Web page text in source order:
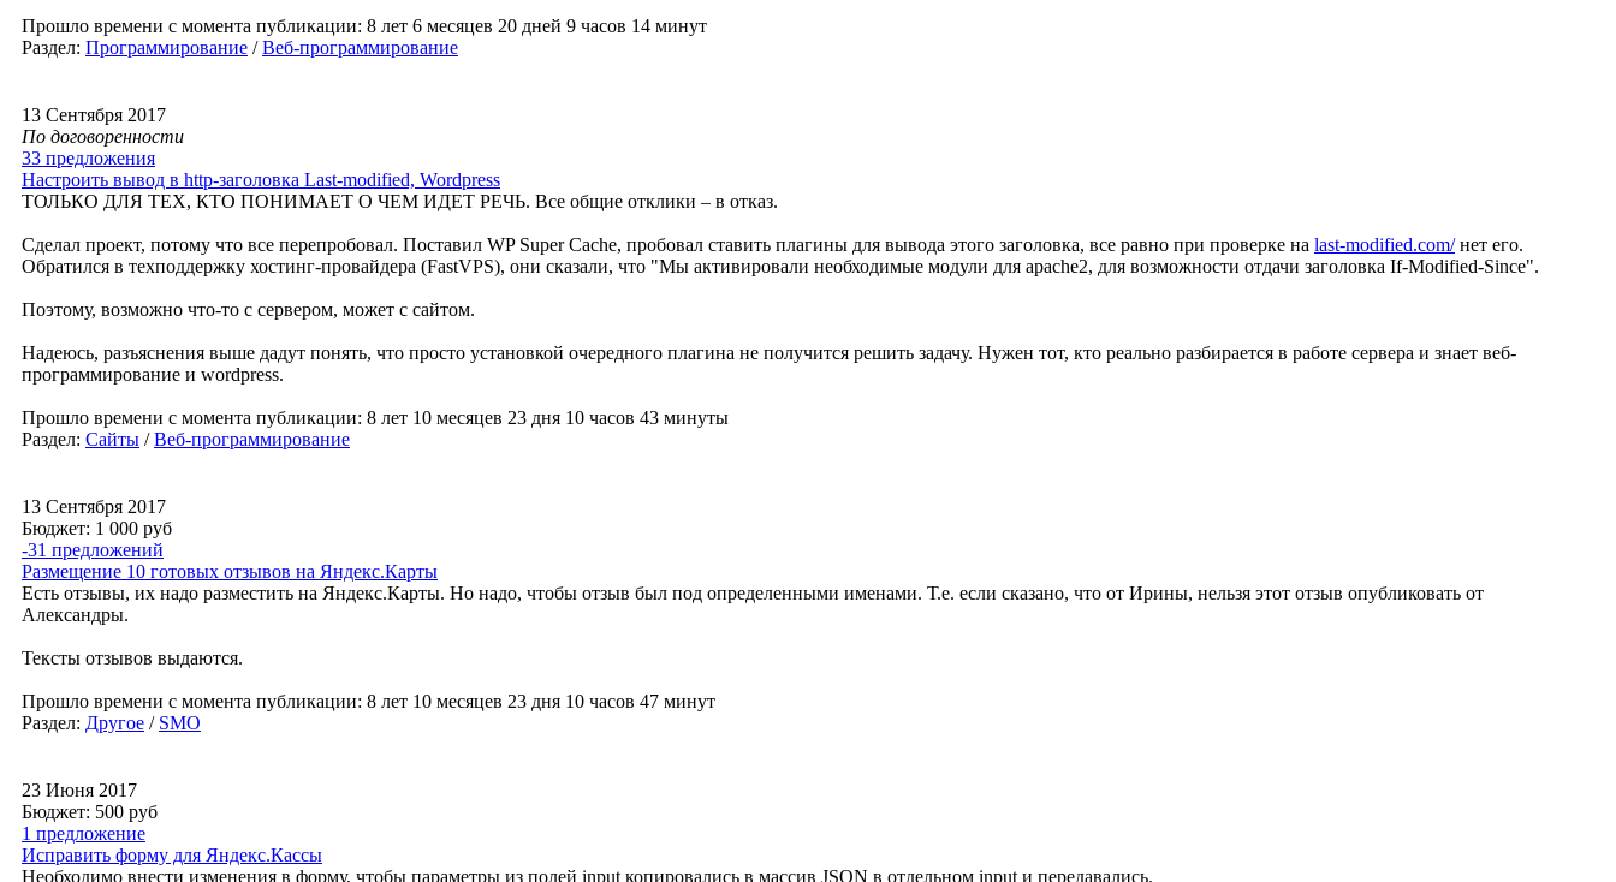
Прошло времени с момента публикации: 8 лет 6 месяцев 20 дней 9 часов 14 минут
Раздел: Программирование /Веб-программирование
13 Сентября 2017
По договоренности
33 предложения
Настроить вывод в http-заголовка Last-modified, Wordpress
ТОЛЬКО ДЛЯ ТЕХ, КТО ПОНИМАЕТ О ЧЕМ ИДЕТ РЕЧЬ. Все общие отклики – в отказ.
Сделал проект, потому что все перепробовал. Поставил WP Super Cache, пробовал ставить плагины для вывода этого заголовка, все равно при проверке на last-modified.com/нет его.
Обратился в техподдержку хостинг-провайдера (FastVPS), они сказали, что "Мы активировали необходимые модули для apache2, для возможности отдачи заголовка If-Modified-Since".
Поэтому, возможно что-то с сервером, может с сайтом.
Надеюсь, разъяснения выше дадут понять, что просто установкой очередного плагина не получится решить задачу. Нужен тот, кто реально разбирается в работе сервера и знает веб-
программирование и wordpress.
Прошло времени с момента публикации: 8 лет 10 месяцев 23 дня 10 часов 43 минуты
Раздел: Сайты /Веб-программирование
13 Сентября 2017
Бюджет: 1 000 руб
-31 предложений
Размещение 10 готовых отзывов на Яндекс.Карты
Есть отзывы, их надо разместить на Яндекс.Карты. Но надо, чтобы отзыв был под определенными именами. Т.е. если сказано, что от Ирины, нельзя этот отзыв опубликовать от
Александры.
Тексты отзывов выдаются.
Прошло времени с момента публикации: 8 лет 10 месяцев 23 дня 10 часов 47 минут
Раздел: Другое / SMO
23 Июня 2017
Бюджет: 500 руб
1 предложение
Исправить форму для Яндекс.Кассы
Необходимо внести изменения в форму, чтобы параметры из полей input копировались в массив JSON в отдельном input и передавались.